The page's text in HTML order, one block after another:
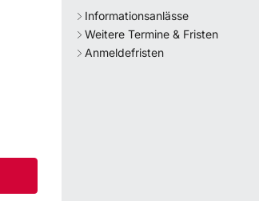
Informationsanlässe
Weitere Termine & Fristen
Anmeldefristen